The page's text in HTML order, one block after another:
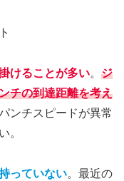
けることが多い。 ジ
チの到達距離を考え
ンチスピードが異常
。
っていない。最近の